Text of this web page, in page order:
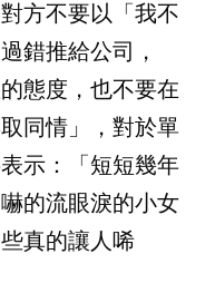
方不要以「我不
錯推給公司，
態度，也不要在
同情」，對於單
示：「短短幾年
的流眼淚的小女
真的讓人唏